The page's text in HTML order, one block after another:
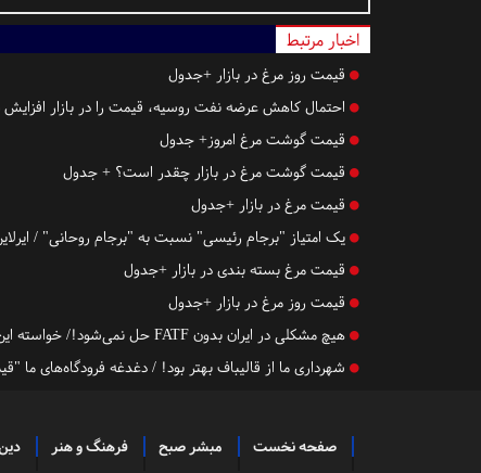
اخبار مرتبط
قیمت روز مرغ در بازار +جدول
احتمال کاهش عرضه نفت روسیه، قیمت را در بازار افزایش
قیمت گوشت مرغ امروز+ جدول
قیمت گوشت مرغ در بازار چقدر است؟ + جدول
قیمت مرغ در بازار +جدول
یک امتیاز "برجام رئیسی" نسبت به "برجام روحانی" /
قیمت مرغ بسته بندی در بازار +جدول
قیمت روز مرغ در بازار +جدول
هیچ مشکلی در ایران بدون FATF حل نمی‌شود!/ خواسته این روزهای مردم به روایت یک نماینده مجلس
شهرداری ما از قالیباف بهتر بود! / دغدغه فرودگاه‌های ما
صفحه نخست مبشر صبح فرهنگ و هنر